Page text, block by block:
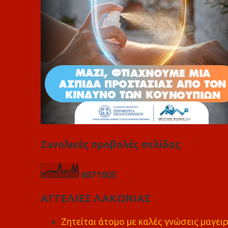
Συνολικές προβολές σελίδας
6871005
ΑΓΓΕΛΙΕΣ ΛΑΚΩΝΙΑΣ
Ζητείται άτομο με καλές γνώσεις